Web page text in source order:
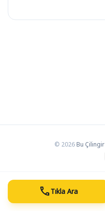
© 2026 Bu Çilingir
callTıkla Ara